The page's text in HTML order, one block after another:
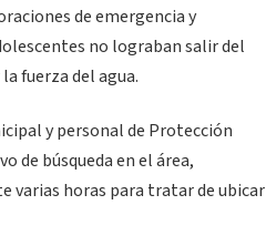
de emergencia y
no lograban salir del
fuerza del agua.
y personal de Protección
de búsqueda en el área,
varias horas para tratar de ubicar